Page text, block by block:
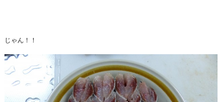
じゃん！！